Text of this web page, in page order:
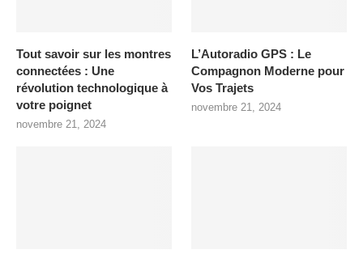
Tout savoir sur les montres
connectées : Une
révolution technologique à
votre poignet
novembre 21, 2024
L’Autoradio GPS : Le
Compagnon Moderne pour
Vos Trajets
novembre 21, 2024